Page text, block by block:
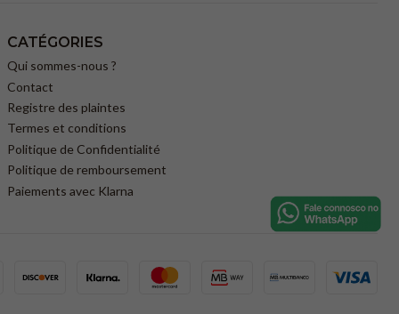
CATÉGORIES
Qui sommes-nous ?
Contact
Registre des plaintes
Termes et conditions
Politique de Confidentialité
Politique de remboursement
Paiements avec Klarna